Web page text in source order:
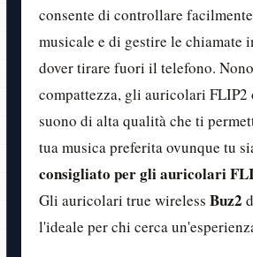
consente di controllare
musicale e di gestire le chiamate
dover tirare fuori il telefono.
compattezza, gli auricolari FLIP2
suono di alta qualità che ti
tua musica preferita ovunque tu
consigliato per gli auricolari
Gli auricolari true wireless Buz2
l'ideale per chi cerca